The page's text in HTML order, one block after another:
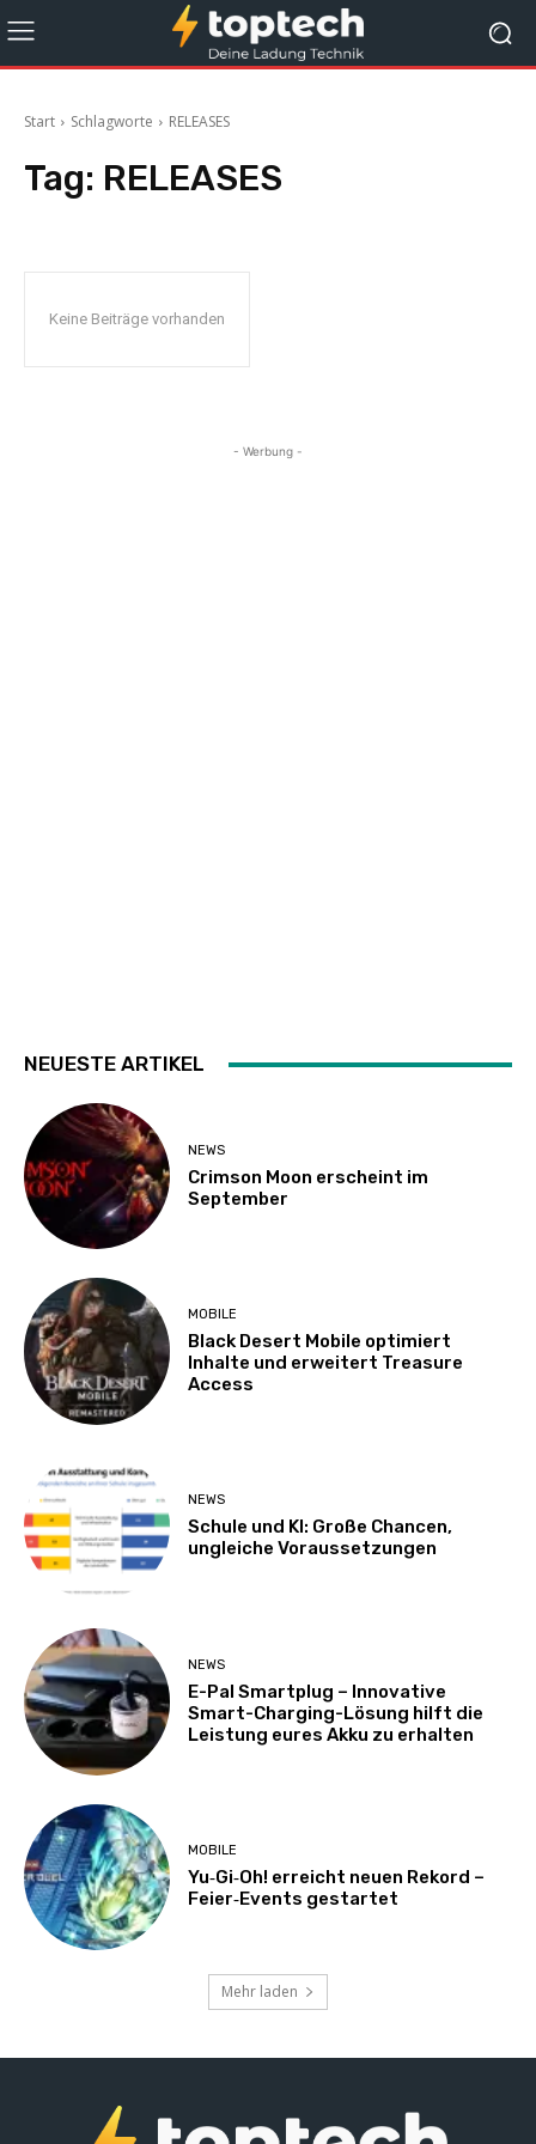
Start Schlagworte RELEASES
Tag: RELEASES
Keine Beiträge vorhanden
- Werbung -
NEUESTE ARTIKEL
NEWS
Crimson Moon erscheint im
September
MOBILE
Black Desert Mobile optimiert
Inhalte und erweitert Treasure
Access
NEWS
Schule und KI: Große Chancen,
ungleiche Voraussetzungen
NEWS
E-Pal Smartplug – Innovative
Smart-Charging-Lösung hilft die
Leistung eures Akku zu erhalten
MOBILE
Yu‑Gi‑Oh! erreicht neuen Rekord –
Feier‑Events gestartet
Mehr laden